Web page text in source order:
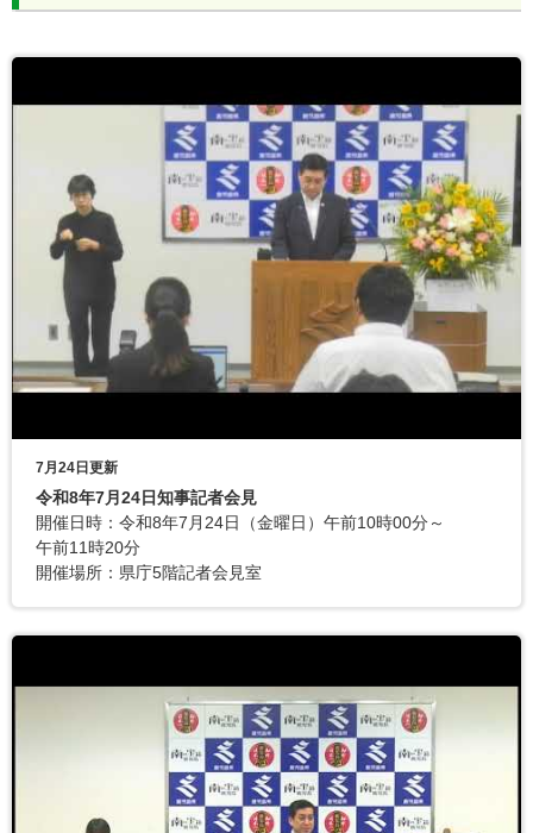
7月24日更新
令和8年7月24日知事記者会見
開催日時：令和8年7月24日（金曜日）午前10時00分～
午前11時20分
開催場所：県庁5階記者会見室